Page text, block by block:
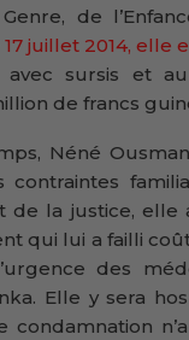
de
17 juillet 2014, elle
avec sursis et
de francs
Néné
contraintes
de la justice, elle
qui lui a failli
des
Elle y sera
condamnation